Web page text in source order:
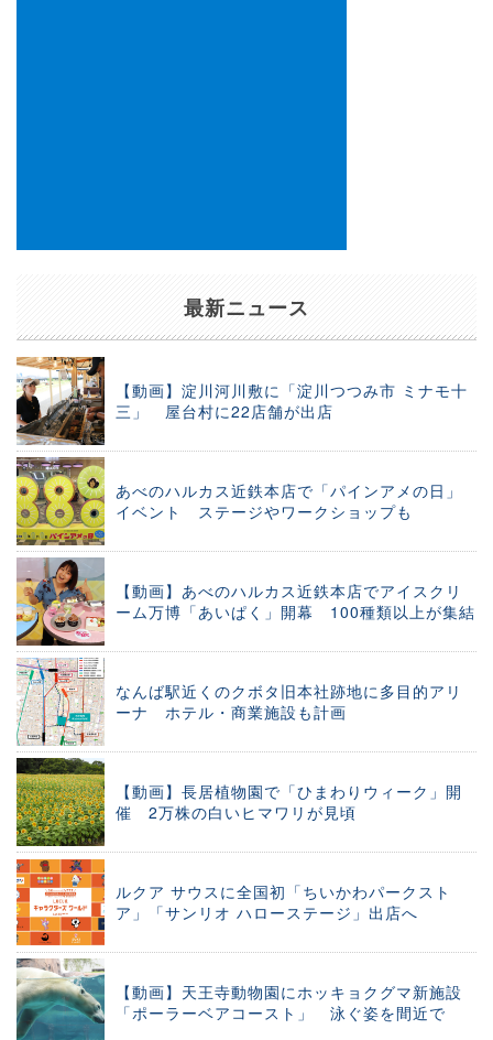
最新ニュース
【動画】淀川河川敷に「淀川つつみ市 ミナモ十
三」 屋台村に22店舗が出店
あべのハルカス近鉄本店で「パインアメの日」
イベント ステージやワークショップも
【動画】あべのハルカス近鉄本店でアイスクリ
ーム万博「あいぱく」開幕 100種類以上が集結
なんば駅近くのクボタ旧本社跡地に多目的アリ
ーナ ホテル・商業施設も計画
【動画】長居植物園で「ひまわりウィーク」開
催 2万株の白いヒマワリが見頃
ルクア サウスに全国初「ちいかわパークスト
ア」「サンリオ ハローステージ」出店へ
【動画】天王寺動物園にホッキョクグマ新施設
「ポーラーベアコースト」 泳ぐ姿を間近で